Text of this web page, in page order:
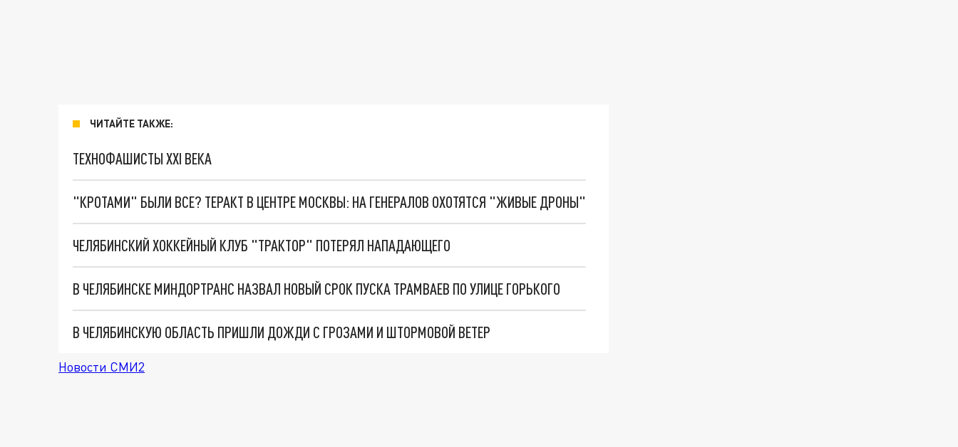
ЧИТАЙТЕ ТАКЖЕ:
ТЕХНОФАШИСТЫ XXI ВЕКА
"КРОТАМИ" БЫЛИ ВСЕ? ТЕРАКТ В ЦЕНТРЕ МОСКВЫ: НА ГЕНЕРАЛОВ ОХОТЯТСЯ "ЖИВЫЕ ДРОНЫ"
ЧЕЛЯБИНСКИЙ ХОККЕЙНЫЙ КЛУБ "ТРАКТОР" ПОТЕРЯЛ НАПАДАЮЩЕГО
В ЧЕЛЯБИНСКЕ МИНДОРТРАНС НАЗВАЛ НОВЫЙ СРОК ПУСКА ТРАМВАЕВ ПО УЛИЦЕ ГОРЬКОГО
В ЧЕЛЯБИНСКУЮ ОБЛАСТЬ ПРИШЛИ ДОЖДИ С ГРОЗАМИ И ШТОРМОВОЙ ВЕТЕР
Новости СМИ2